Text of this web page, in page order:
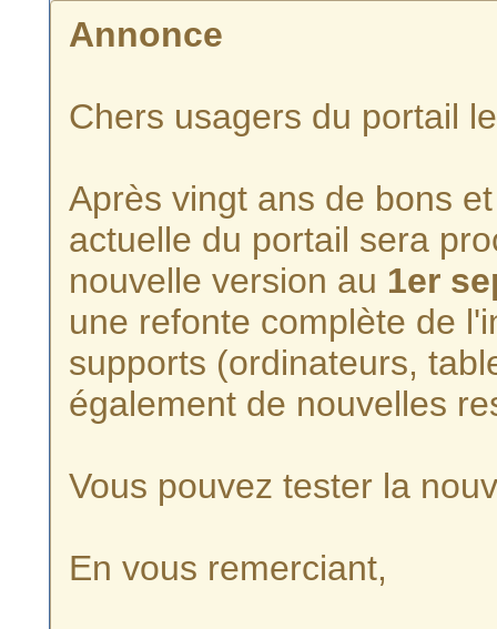
Annonce
Chers usagers du portail
Après vingt ans de bons
actuelle du portail sera
nouvelle version au 1er
une refonte complète de
supports (ordinateurs,
également de nouvelles
Vous pouvez tester la
En vous remerciant,